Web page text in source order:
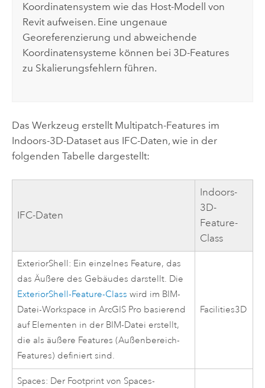
Koordinatensystem wie das Host-Modell von
Revit aufweisen. Eine ungenaue
Georeferenzierung und abweichende
Koordinatensysteme können bei 3D-Features
zu Skalierungsfehlern führen.
Das Werkzeug erstellt Multipatch-Features im
Indoors-3D-Dataset aus IFC-Daten, wie in der
folgenden Tabelle dargestellt:
IFC-Daten
Indoors-
3D-
Feature-
Class
ExteriorShell: Ein einzelnes Feature, das
das Äußere des Gebäudes darstellt. Die
ExteriorShell-Feature-Class wird im BIM-
Datei-Workspace inArcGIS Pro basierend
auf Elementen in der BIM-Datei erstellt,
die als äußere Features (Außenbereich-
Features) definiert sind.
Facilities3D
Spaces: Der Footprint von Spaces-